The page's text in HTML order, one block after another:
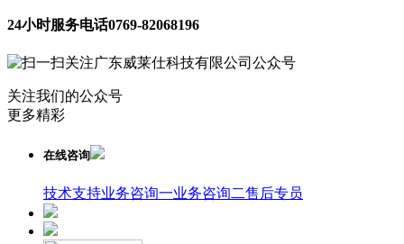
24小时服务电话0769-82068196
关注我们的公众号
更多精彩
在线咨询
技术支持业务咨询一业务咨询二售后专员